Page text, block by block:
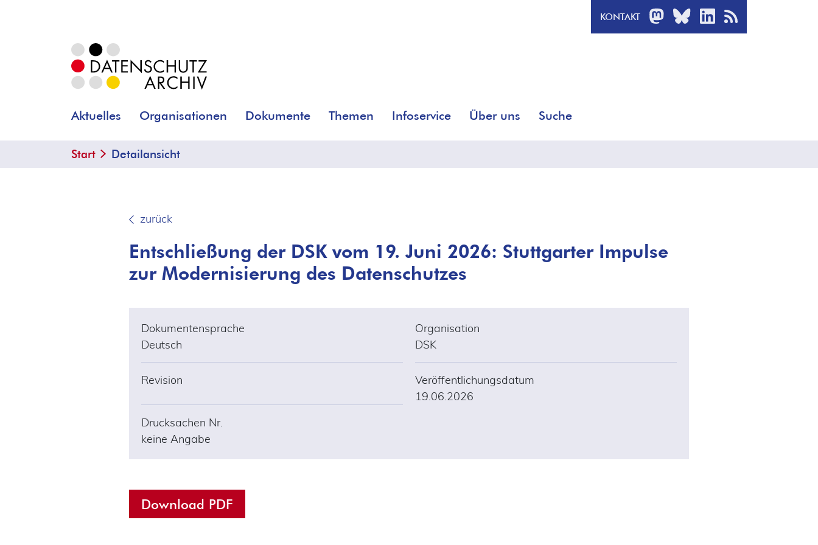
KONTAKT MASTODON
BLUESKYLINKEDIN
Aktuelles Organisationen Dokumente Themen Infoservice Über uns Suche
Start Detailansicht
zurück
Entschließung der DSK vom 19. Juni 2026: Stuttgarter Impulse
zur Modernisierung des Datenschutzes
Dokumentensprache
Deutsch
Organisation
DSK
Revision
Veröffentlichungsdatum
19.06.2026
Drucksachen Nr.
keine Angabe
Download PDF